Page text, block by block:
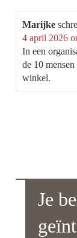
Marijke
4 april 2026
In een
de 10
winkel.
Je